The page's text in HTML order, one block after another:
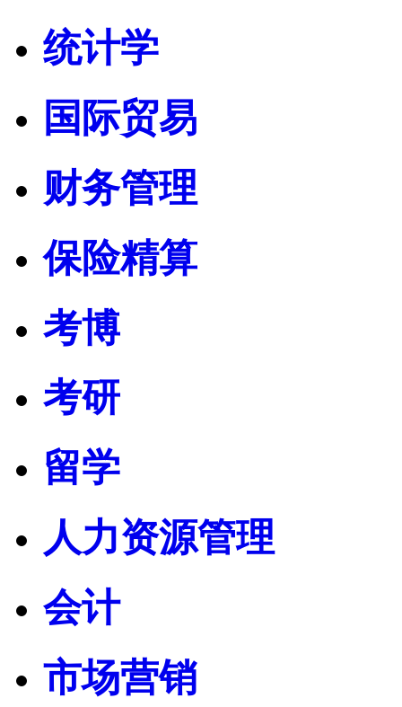
统计学
国际贸易
财务管理
保险精算
考博
考研
留学
人力资源管理
会计
市场营销